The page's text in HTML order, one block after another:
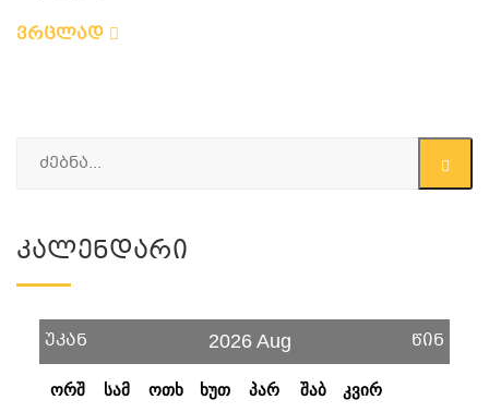
ვრცლად
Კალენდარი
უკან 2026 Aug წინ
ორშ სამ ოთხ ხუთ პარ შაბ კვირ